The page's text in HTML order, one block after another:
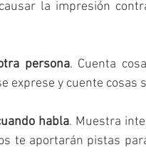
la impresión
persona. Cuenta
exprese y cuente cosas
habla. Muestra
te aportarán pistas